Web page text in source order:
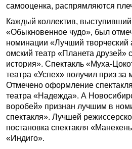
самооценка, распрямляются
Каждый коллектив,
«Обыкновенное чудо», был
номинации «Лучший творческий
омский театр «Планета друзей»
история». Спектакль «Муха-
театра «Успех» получил приз за
Отмечено оформление
театра «Надежда». А
воробей» признан лучшим в
спектакля». Лучшей
постановка спектакля
«Индиго».